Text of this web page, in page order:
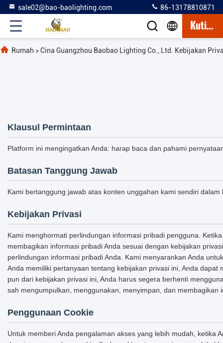
sale02@bao-baolighting.com 86-13178810871
Kutipan
Rumah >Cina Guangzhou Baobao Lighting Co., Ltd. Kebijakan
Klausul Permintaan
Platform ini mengingatkan Anda: harap baca dan pahami
Batasan Tanggung Jawab
Kami bertanggung jawab atas konten unggahan kami sendiri
Kebijakan Privasi
Kami menghormati perlindungan informasi pribadi pengguna.
membagikan informasi pribadi Anda sesuai dengan kebijakan
perlindungan informasi pribadi Anda. Kami menyarankan Anda
Anda memiliki pertanyaan tentang kebijakan privasi ini, Anda
pun dari kebijakan privasi ini, Anda harus segera berhenti
sah mengumpulkan, menggunakan, menyimpan, dan membagikan
Penggunaan Cookie
Untuk memberi Anda pengalaman akses yang lebih mudah, ketika